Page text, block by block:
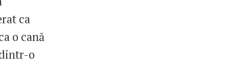
ca
o cană
o